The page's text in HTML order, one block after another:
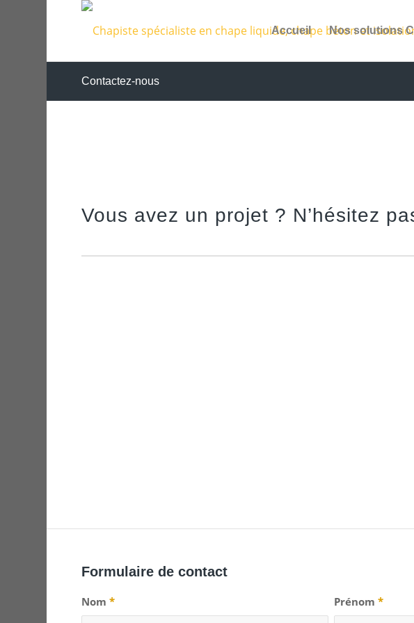
Accueil Nos solutions
Contactez-nous
Vous avez un projet ? N’hésitez
Formulaire de contact
Nom* Prénom *